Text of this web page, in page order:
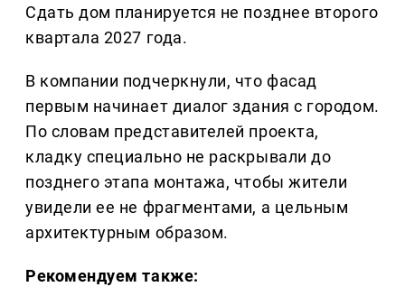
Сдать дом планируется не позднее второго
квартала 2027 года.
В компании подчеркнули, что фасад
первым начинает диалог здания с городом.
По словам представителей проекта,
кладку специально не раскрывали до
позднего этапа монтажа, чтобы жители
увидели ее не фрагментами, а цельным
архитектурным образом.
Рекомендуем также: